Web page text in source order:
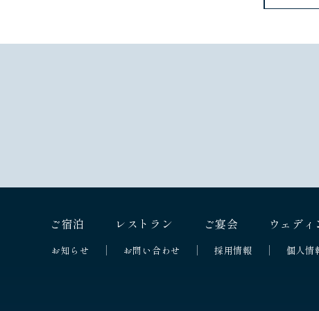
ご宿泊 レストラン ご宴会 ウェディ
お知らせ お問い合わせ 採用情報 個人情